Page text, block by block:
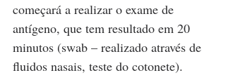
começará a realizar o exame de
antígeno, que tem resultado em 20
minutos (swab – realizado através de
fluidos nasais, teste do cotonete).